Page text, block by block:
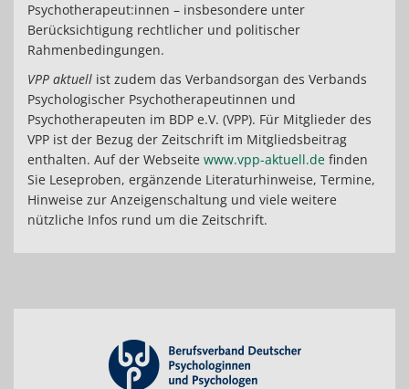
Psychotherapeut:innen – insbesondere unter
Berücksichtigung rechtlicher und politischer
Rahmenbedingungen.
VPP aktuell ist zudem das Verbandsorgan des Verbands
Psychologischer Psychotherapeutinnen und
Psychotherapeuten im BDP e.V. (VPP). Für Mitglieder des
VPP ist der Bezug der Zeitschrift im Mitgliedsbeitrag
enthalten. Auf der Webseite www.vpp-aktuell.de finden
Sie Leseproben, ergänzende Literaturhinweise, Termine,
Hinweise zur Anzeigenschaltung und viele weitere
nützliche Infos rund um die Zeitschrift.